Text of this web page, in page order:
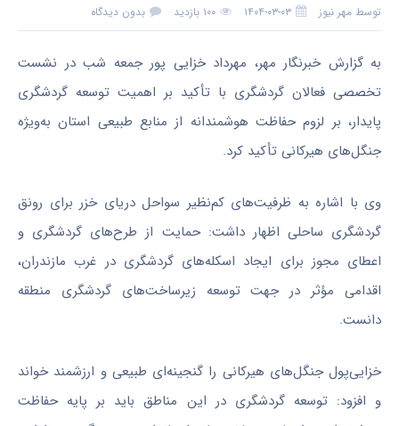
توسط مهر نیوز ۱۴۰۴-۰۳-۰۳ ۱۰۰ بازدید بدون دیدگاه
به گزارش خبرنگار مهر، مهرداد خزایی پور جمعه شب در نشست
تخصصی فعالان گردشگری با تأکید بر اهمیت توسعه گردشگری
پایدار، بر لزوم حفاظت هوشمندانه از منابع طبیعی استان به‌ویژه
جنگل‌های هیرکانی تأکید کرد.
وی با اشاره به ظرفیت‌های کم‌نظیر سواحل دریای خزر برای رونق
گردشگری ساحلی اظهار داشت: حمایت از طرح‌های گردشگری و
اعطای مجوز برای ایجاد اسکله‌های گردشگری در غرب مازندران،
اقدامی مؤثر در جهت توسعه زیرساخت‌های گردشگری منطقه
دانست.
خزایی‌پول جنگل‌های هیرکانی را گنجینه‌ای طبیعی و ارزشمند خواند
و افزود: توسعه گردشگری در این مناطق باید بر پایه حفاظت